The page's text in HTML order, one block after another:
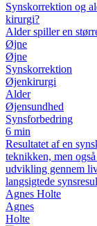
Synskorrektion og
kirurgi?
Alder spiller en
Øjne
Øjne
Synskorrektion
Øjenkirurgi
Alder
Øjensundhed
Synsforbedring
6 min
Resultatet af en
teknikken, men
udvikling gennem
langsigtede
Agnes Holte
Agnes
Holte